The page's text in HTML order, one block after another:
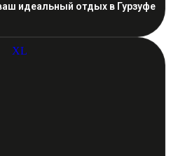
идеальный отдых в Гурзуфе